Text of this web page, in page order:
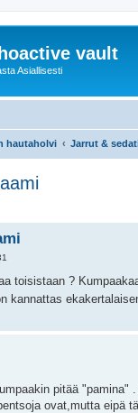
vault
Asiallisesti
hautaholvi Jarrut &
toisistaan ?
kannattas
pitää
ovat,mutta eipä